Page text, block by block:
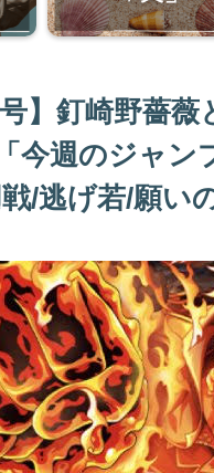
号】釘崎野薔
今週のジャン
/逃げ若/願い